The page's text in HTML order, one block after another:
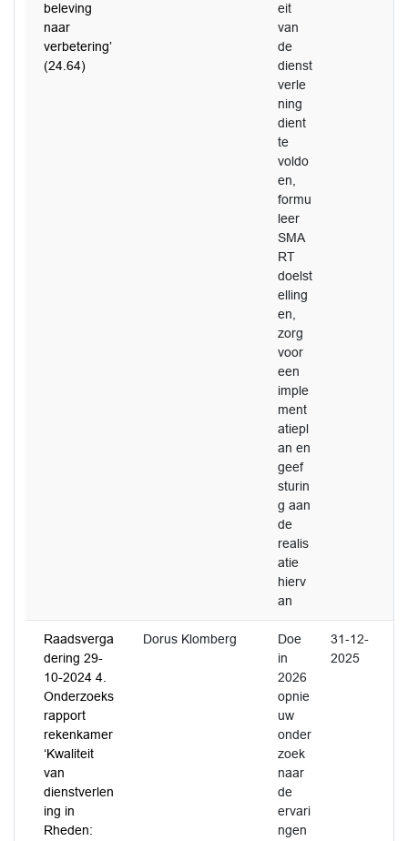
beleving
naar
verbetering’
(24.64)
eit
van
de
dienst
verle
ning
dient
te
voldo
en,
formu
leer
SMA
RT
doelst
elling
en,
zorg
voor
een
imple
ment
atiepl
an en
geef
sturin
g aan
de
realis
atie
hierv
an
Raadsverga
dering 29-
10-2024 4.
Onderzoeks
rapport
rekenkamer
‘Kwaliteit
van
dienstverlen
ing in
Rheden:
Dorus Klomberg
Doe
in
2026
opnie
uw
onder
zoek
naar
de
ervari
ngen
31-12-
2025